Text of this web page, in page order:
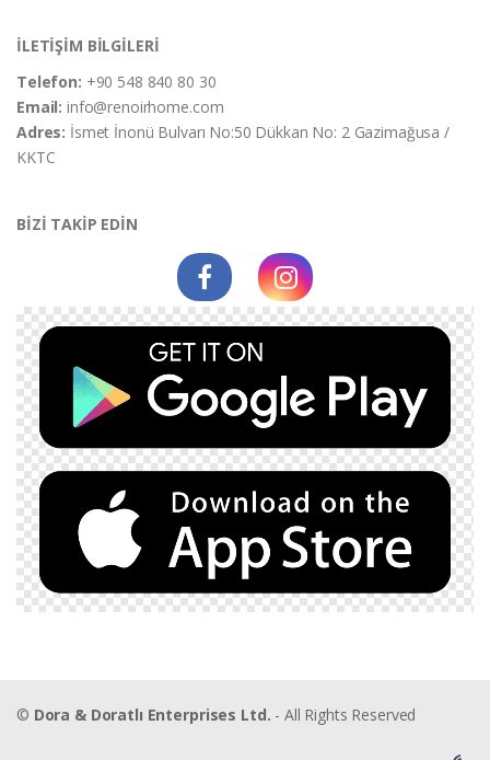
İLETİŞİM BİLGİLERİ
Telefon: +90 548 840 80 30
Email:info@renoirhome.com
Adres: İsmet İnonü Bulvarı No:50 Dükkan No: 2 Gazimağusa /
KKTC
BİZİ TAKİP EDİN
© Dora & Doratlı Enterprises Ltd. - All Rights Reserved